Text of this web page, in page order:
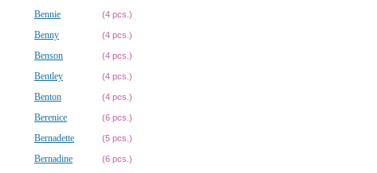
Bennie (4 pcs.)
Benny (4 pcs.)
Benson (4 pcs.)
Bentley (4 pcs.)
Benton (4 pcs.)
Berenice (6 pcs.)
Bernadette (5 pcs.)
Bernadine (6 pcs.)